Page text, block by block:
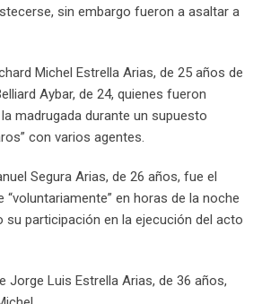
sin embargo fueron a asaltar a
Michel Estrella Arias, de 25 años de
Aybar, de 24, quienes fueron
madrugada durante un supuesto
con varios agentes.
Segura Arias, de 26 años, fue el
en horas de la noche
su participación en la ejecución del acto
Jorge Luis Estrella Arias, de 36 años,